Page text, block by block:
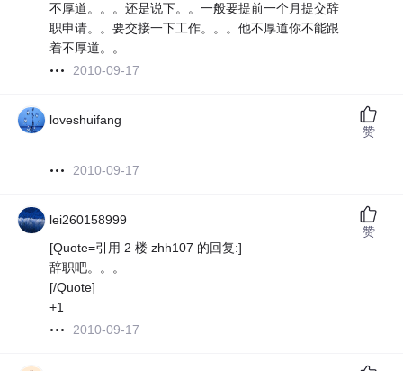
不厚道。。。还是说下。。一般要提前一个月提交辞
职申请。。要交接一下工作。。。他不厚道你不能跟
着不厚道。。
2010-09-17
loveshuifang
2010-09-17
赞
lei260158999
[Quote=引用 2 楼 zhh107 的回复:]
辞职吧。。。
[/Quote]
+1
2010-09-17
赞